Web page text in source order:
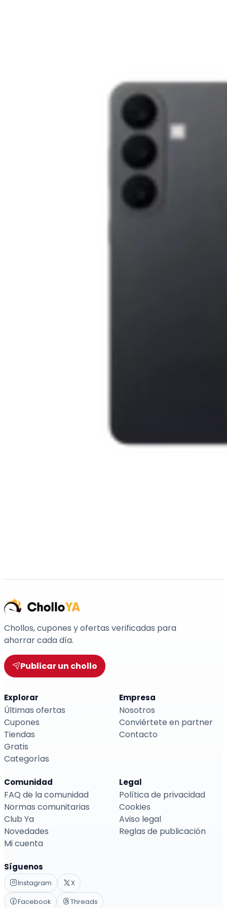
Chollos, cupones y ofertas verificadas para
ahorrar cada día.
Publicar un chollo
Explorar
Últimas ofertas
Cupones
Tiendas
Gratis
Categorías
Empresa
Nosotros
Conviértete en partner
Contacto
Comunidad
FAQ de la comunidad
Normas comunitarias
Club Ya
Novedades
Mi cuenta
Legal
Política de privacidad
Cookies
Aviso legal
Reglas de publicación
Síguenos
Instagram
X
Facebook
Threads